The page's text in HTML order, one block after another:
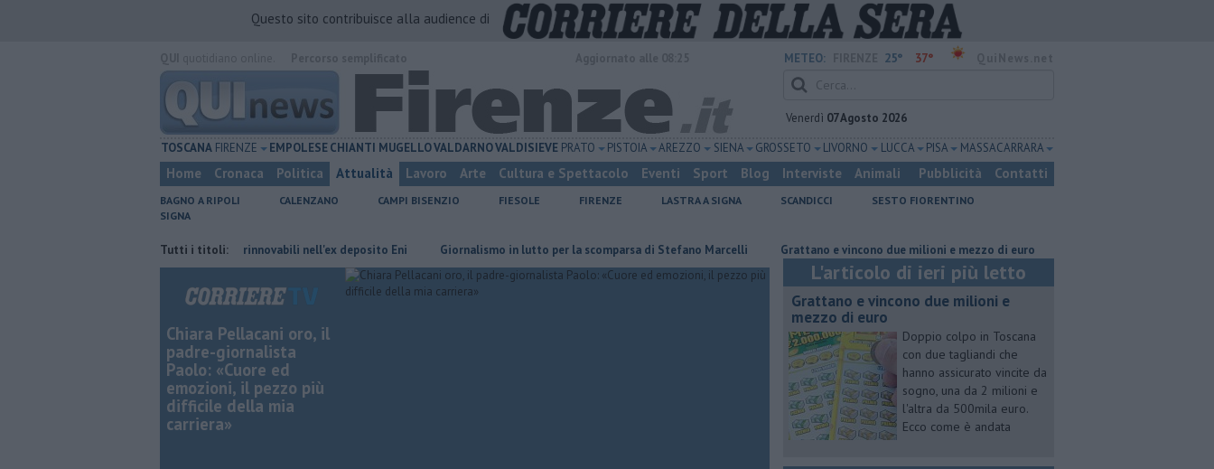
Questo sito contribuisce alla audience di
METEO: 25° 37°
Venerdì 07 Agosto 2026
TOSCANA FIRENZE EMPOLESECHIANTI MUGELLOVALDARNOVALDISIEVE PRATO PISTOIA AREZZO SIENA GROSSETO LIVORNO LUCCA PISA MASSA CARRARA
Home Cronaca Politica Attualità Lavoro Arte Cultura e Spettacolo Eventi Sport Blog Interviste Animali Pubblicità Contatti
BAGNO A RIPOLI CALENZANO CAMPI BISENZIO FIESOLE FIRENZE LASTRA A SIGNA SCANDICCI
SESTO FIORENTINO
SIGNA
Tutti i titoli:
Hub delle energie rinnovabili nell'ex deposito Eni Giornalismo in lutto per la scomparsa di Stefano Marcelli Grattano e vincono due milioni e mezzo di euro Lavori sulla Firenze-Roma, i treni
Chiara Pellacani oro, il
padre-giornalista
Paolo: «Cuore ed
emozioni, il pezzo più
difficile della mia
carriera»
L'articolo di ieri più letto
Grattano e vincono due milioni e
mezzo di euro
Doppio colpo in Toscana
con due tagliandi che
hanno assicurato vincite da
sogno, una da 2 milioni e
l'altra da 500mila euro.
Ecco come è andata